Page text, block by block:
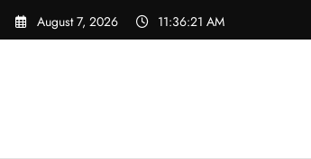
Skip
August 7, 2026 11:36:22 AM